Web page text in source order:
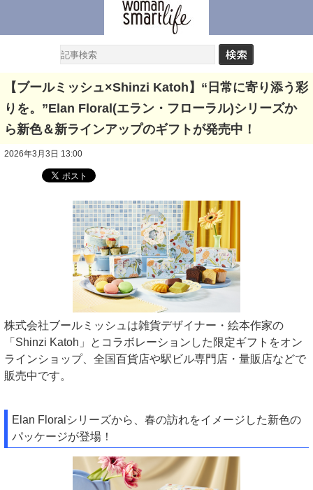
【ブールミッシュ×Shinzi Katoh】“日常に寄り添う彩
りを。”Elan Floral(エラン・フローラル)シリーズか
ら新色＆新ラインアップのギフトが発売中！
2026年3月3日 13:00
株式会社ブールミッシュは雑貨デザイナー・絵本作家の
「Shinzi Katoh」とコラボレーションした限定ギフトをオン
ラインショップ、全国百貨店や駅ビル専門店・量販店などで
販売中です。
Elan Floralシリーズから、春の訪れをイメージした新色の
パッケージが登場！